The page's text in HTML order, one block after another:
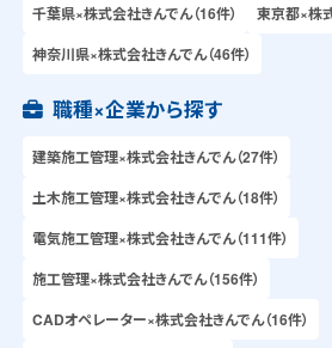
千葉県×株式会社きんでん（16件）
東京都×株
神奈川県×株式会社きんでん（46件）
職種×企業から探す
建築施工管理×株式会社きんでん（27件）
土木施工管理×株式会社きんでん（18件）
電気施工管理×株式会社きんでん（111件）
施工管理×株式会社きんでん（156件）
CADオペレーター×株式会社きんでん（16件）